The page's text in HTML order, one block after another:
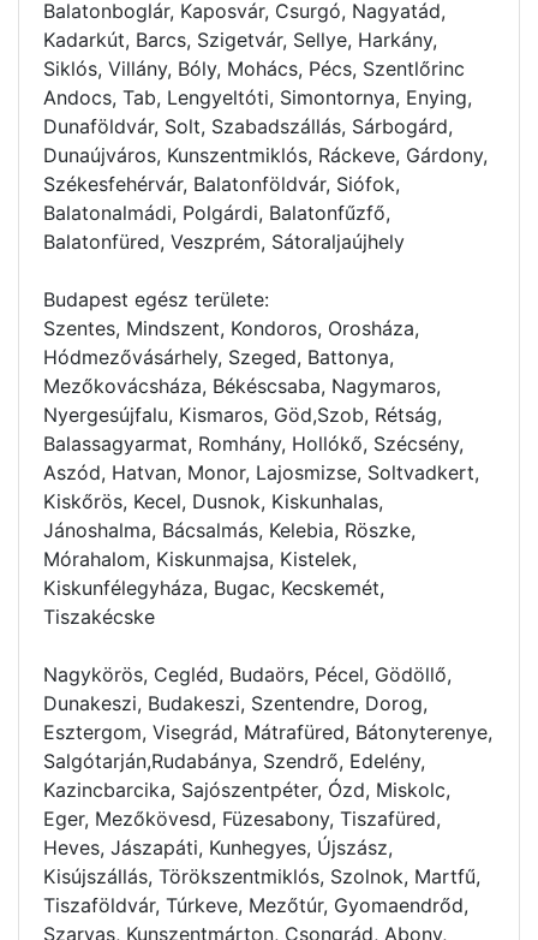
Balatonboglár, Kaposvár, Csurgó, Nagyatád,
Kadarkút, Barcs, Szigetvár, Sellye, Harkány,
Siklós, Villány, Bóly, Mohács, Pécs, Szentlőrinc
Andocs, Tab, Lengyeltóti, Simontornya, Enying,
Dunaföldvár, Solt, Szabadszállás, Sárbogárd,
Dunaújváros, Kunszentmiklós, Ráckeve, Gárdony,
Székesfehérvár, Balatonföldvár, Siófok,
Balatonalmádi, Polgárdi, Balatonfűzfő,
Balatonfüred, Veszprém, Sátoraljaújhely
Budapest egész területe:
Szentes, Mindszent, Kondoros, Orosháza,
Hódmezővásárhely, Szeged, Battonya,
Mezőkovácsháza, Békéscsaba, Nagymaros,
Nyergesújfalu, Kismaros, Göd,Szob, Rétság,
Balassagyarmat, Romhány, Hollókő, Szécsény,
Aszód, Hatvan, Monor, Lajosmizse, Soltvadkert,
Kiskőrös, Kecel, Dusnok, Kiskunhalas,
Jánoshalma, Bácsalmás, Kelebia, Röszke,
Mórahalom, Kiskunmajsa, Kistelek,
Kiskunfélegyháza, Bugac, Kecskemét,
Tiszakécske
Nagykörös, Cegléd, Budaörs, Pécel, Gödöllő,
Dunakeszi, Budakeszi, Szentendre, Dorog,
Esztergom, Visegrád, Mátrafüred, Bátonyterenye,
Salgótarján,Rudabánya, Szendrő, Edelény,
Kazincbarcika, Sajószentpéter, Ózd, Miskolc,
Eger, Mezőkövesd, Füzesabony, Tiszafüred,
Heves, Jászapáti, Kunhegyes, Újszász,
Kisújszállás, Törökszentmiklós, Szolnok, Martfű,
Tiszaföldvár, Túrkeve, Mezőtúr, Gyomaendrőd,
Szarvas, Kunszentmárton, Csongrád, Abony,